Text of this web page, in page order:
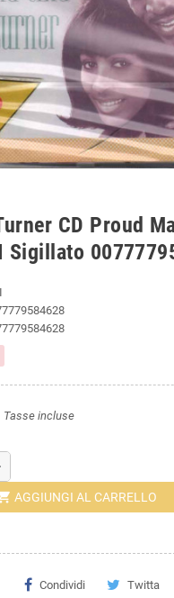
CD Proud
Sigillato
Tasse incluse
AGGIUNGI AL CARRELLO
Condividi Twitta